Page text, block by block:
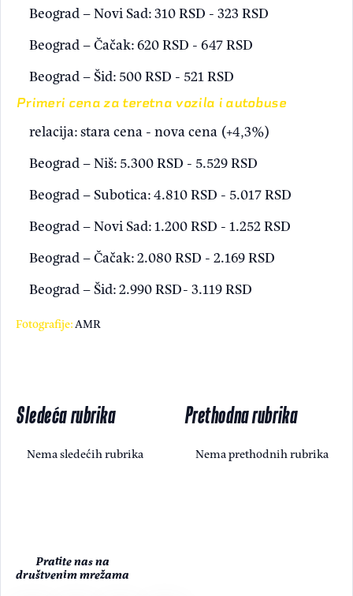
Beograd – Novi Sad: 310 RSD - 323 RSD
Beograd – Čačak: 620 RSD - 647 RSD
Beograd – Šid: 500 RSD - 521 RSD
Primeri cena za teretna vozila i autobuse
relacija: stara cena - nova cena (+4,3%)
Beograd – Niš: 5.300 RSD - 5.529 RSD
Beograd – Subotica: 4.810 RSD - 5.017 RSD
Beograd – Novi Sad: 1.200 RSD - 1.252 RSD
Beograd – Čačak: 2.080 RSD - 2.169 RSD
Beograd – Šid: 2.990 RSD- 3.119 RSD
Fotografije:AMR
Sledeća rubrika
Nema sledećih rubrika
Prethodna rubrika
Nema prethodnih rubrika
Pratite nas na
društvenim mrežama